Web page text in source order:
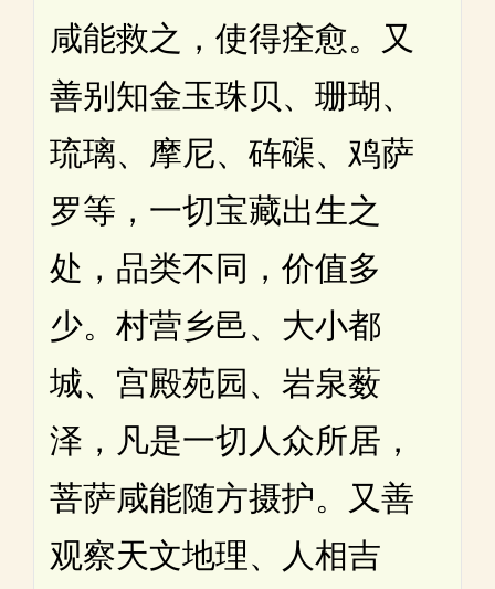
咸能救之，使得痊愈。又
善别知金玉珠贝、珊瑚、
琉璃、摩尼、砗磲、鸡萨
罗等，一切宝藏出生之
处，品类不同，价值多
少。村营乡邑、大小都
城、宫殿苑园、岩泉薮
泽，凡是一切人众所居，
菩萨咸能随方摄护。又善
观察天文地理、人相吉